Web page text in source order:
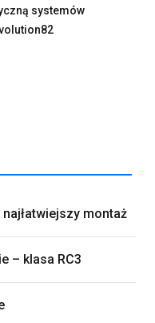
systemów
montaż
– klasa RC3